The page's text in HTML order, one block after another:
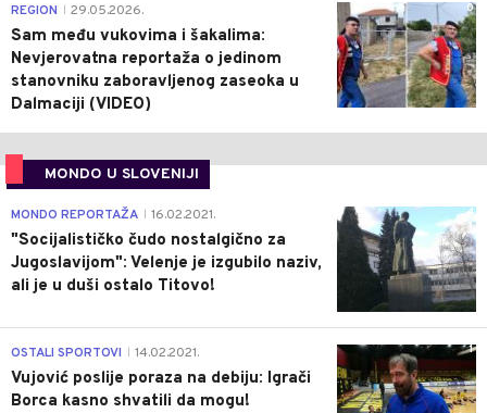
0
REGION 29.05.2026.
Sam među vukovima i šakalima:
Nevjerovatna reportaža o jedinom
stanovniku zaboravljenog zaseoka u
Dalmaciji (VIDEO)
MONDO U SLOVENIJI
4
MONDO REPORTAŽA 16.02.2021.
"Socijalističko čudo nostalgično za
Jugoslavijom": Velenje je izgubilo naziv,
ali je u duši ostalo Titovo!
1
OSTALI SPORTOVI 14.02.2021.
Vujović poslije poraza na debiju: Igrači
Borca kasno shvatili da mogu!